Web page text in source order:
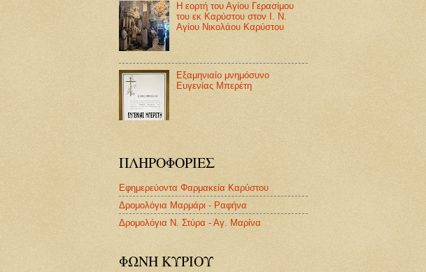
Η εορτή του Αγίου Γερασίμου
του εκ Καρύστου στον Ι. Ν.
Αγίου Νικολάου Καρύστου
Εξαμηνιαίο μνημόσυνο
Ευγενίας Μπερέτη
ΠΛΗΡΟΦΟΡΙΕΣ
Εφημερεύοντα Φαρμακεία Καρύστου
Δρομολόγια Μαρμάρι - Ραφήνα
Δρομολόγια Ν. Στύρα - Αγ. Μαρίνα
ΦΩΝΗ ΚΥΡΙΟΥ